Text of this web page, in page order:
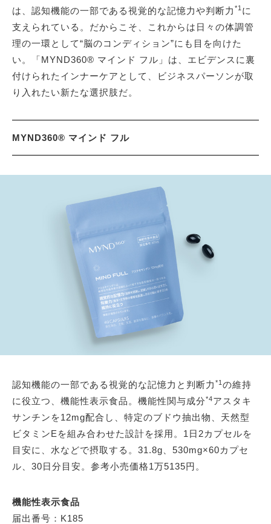
は、認知機能の一部である視覚的な記憶力や判断力 *1 に
支えられている。だからこそ、これからは日々の体調管
理の一環として“脳のコンディション”にも目を向けた
い。「MYND360® マインド フル」は、エビデンスに裏
付けられたインナーケアとして、ビジネスパーソンが取
り入れたい新たな選択肢だ。
MYND360® マインド フル
認知機能の一部である視覚的な記憶力と判断力 *1 の維持
に役立つ、機能性表示食品。機能性関与成分*4アスタキ
サンチンを12mg配合し、特定のブドウ抽出物、天然型
ビタミンEを組み合わせた設計を採用。1日2カプセルを
目安に、水などで摂取する。31.8g、530mg×60カプセ
ル、30日分目安。参考小売価格1万5135円。
機能性表示食品
届出番号：K185